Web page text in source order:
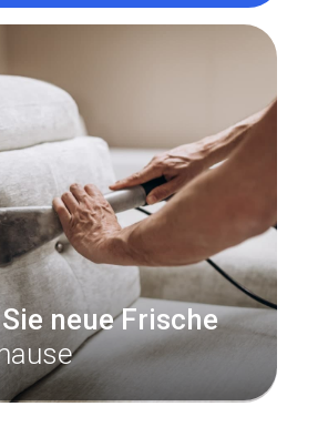
Jetzt anfragen
WhatsApp schreiben
neue Frische